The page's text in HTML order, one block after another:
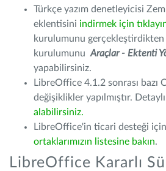
Türkçe yazım denetleyicisi
eklentisini indirmek için
kurulumunu
kurulumunu Araçlar - Ektenti
yapabilirsiniz.
LibreOffice 4.1.2 sonrası bazı
değişiklikler yapılmıştır.
alabilirsiniz.
LibreOffice'in ticari desteği için
ortaklarımızın listesine bakın.
LibreOffice Kararlı